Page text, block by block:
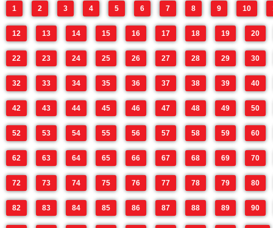
1 2 3 4 5 6 7 8 9 10
12 13 14 15 16 17 18 19 20
22 23 24 25 26 27 28 29 30
32 33 34 35 36 37 38 39 40
42 43 44 45 46 47 48 49 50
52 53 54 55 56 57 58 59 60
62 63 64 65 66 67 68 69 70
72 73 74 75 76 77 78 79 80
82 83 84 85 86 87 88 89 90